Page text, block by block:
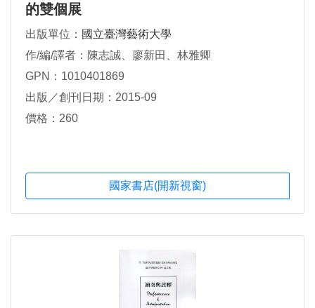
的雙個展
出版單位： 國立臺灣藝術大學
作/編/譯者：陳志誠、廖新田、林雅卿
GPN：1010401869
出版／創刊日期：2015-09
價格：260
國家書店(開新視窗)